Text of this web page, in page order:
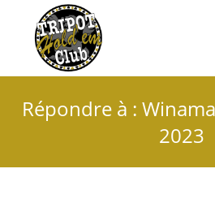
Répondre à :
2023